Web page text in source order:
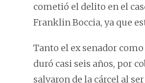
cometió el delito en el
Franklin Boccia, ya que
Tanto el ex senador
duró casi seis años, por
salvaron de la cárcel al